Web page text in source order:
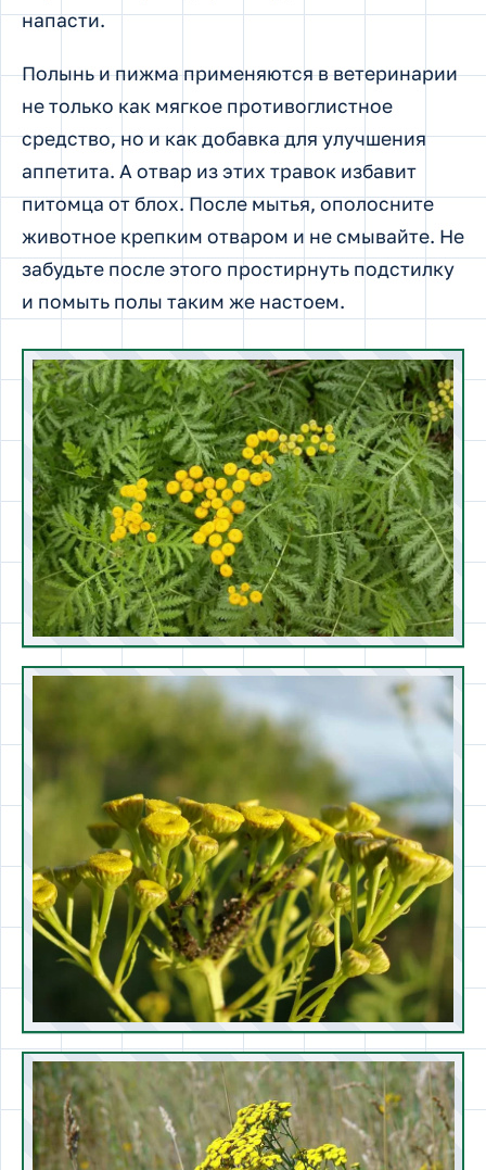
напасти.
Полынь и пижма применяются в ветеринарии
не только как мягкое противоглистное
средство, но и как добавка для улучшения
аппетита. А отвар из этих травок избавит
питомца от блох. После мытья, ополосните
животное крепким отваром и не смывайте. Не
забудьте после этого простирнуть подстилку
и помыть полы таким же настоем.